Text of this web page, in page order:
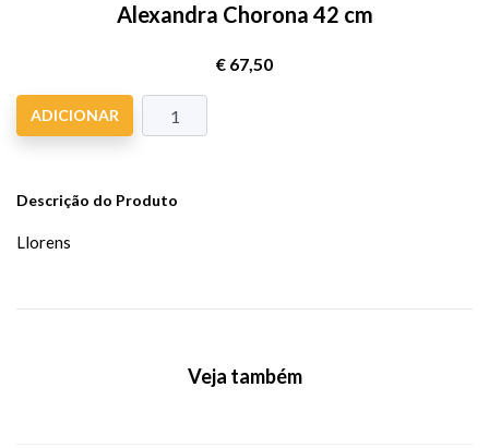
Alexandra Chorona 42 cm
€ 67,50
ADICIONAR
Descrição do Produto
Llorens
Veja também